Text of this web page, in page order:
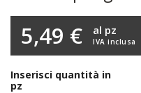
5,49 € IVA inclusa
al pz
Inserisci quantità in
pz